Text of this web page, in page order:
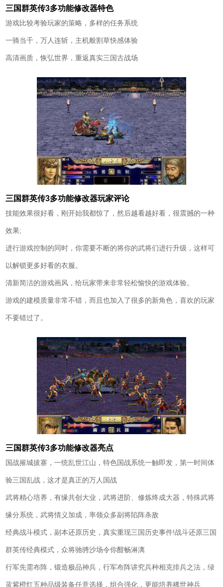
三国群英传3多功能修改器特色
游戏比较考验玩家的策略，多样的任务系统
一骑当千，万人连斩，主机般割草快感体验
高清画质，恢弘世界，重返真实三国古战场
三国群英传3多功能修改器玩家评论
技能效果很好看，刚开始我都惊了，然后越看越好看，很震撼的一种
效果;
进行游戏控制的同时，你需要不断的将你的武将们进行升级，这样可
以解锁更多好看的衣服。
清新简洁的游戏画风，给玩家带来非常轻松愉快的游戏体验。
游戏的建模质量非常不错，而且也加入了很多的新角色，喜欢的玩家
不要错过了。
三国群英传3多功能修改器亮点
国战摧城拔寨，一统乱世江山，特色国战系统一触即发，第一时间体
验三国乱战，这才是真正的万人国战
武将精心培养，有缘共创大业，武将进阶、修炼终成大器，特殊武将
缘分系统，武将情义加成，率领众多副将陷阵杀敌
经典战斗模式，副本还原历史，真实重现三国历史事件!战斗还原三国
群英传经典模式，众将驰骋沙场令你酣畅淋漓
行军先需布阵，锻造极品神兵，行军布阵讲究兵种相克排兵之法，绿
蓝紫橙红五种品级装备任意选择，组合强化，更能培养稀世神兵